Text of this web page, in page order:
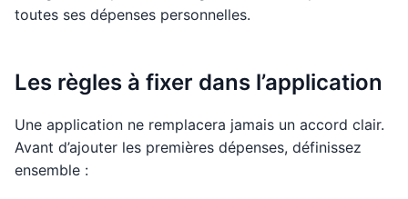
toutes ses dépenses personnelles.
Les règles à fixer dans l’application
Une application ne remplacera jamais un accord clair.
Avant d’ajouter les premières dépenses, définissez
ensemble :